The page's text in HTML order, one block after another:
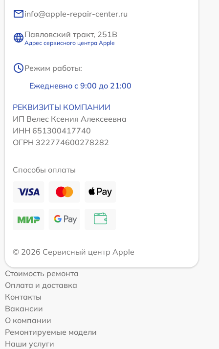
info@apple-repair-center.ru
Павловский тракт, 251В
Адрес сервисного центра Apple
Режим работы:
Ежедневно с 9:00 до 21:00
РЕКВИЗИТЫ КОМПАНИИ
ИП Велес Ксения Алексеевна
ИНН 651300417740
ОГРН 322774600278282
Способы оплаты
© 2026 Сервисный центр Apple
Стоимость ремонта
Оплата и доставка
Контакты
Вакансии
О компании
Ремонтируемые модели
Наши услуги